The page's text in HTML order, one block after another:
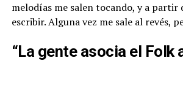
melodías me salen tocando, y a partir
escribir. Alguna vez me sale al revés,
“La gente asocia el Folk